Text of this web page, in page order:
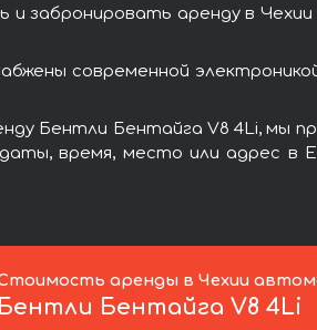
забронировать аренду в
современной
Бентли Бентайга V8 4Li, мы
время, место или адрес в
аренды в Чехии
Бентли Бентайга V8 4Li